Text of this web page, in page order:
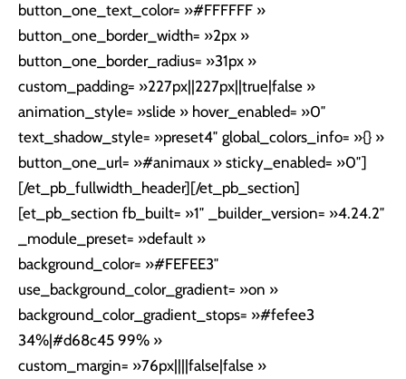
button_one_text_color= »#FFFFFF »
button_one_border_width= »2px »
button_one_border_radius= »31px »
custom_padding= »227px||227px||true|false »
animation_style= »slide » hover_enabled= »0″
text_shadow_style= »preset4″ global_colors_info= »{} »
button_one_url= »#animaux » sticky_enabled= »0″]
[/et_pb_fullwidth_header][/et_pb_section]
[et_pb_section fb_built= »1″ _builder_version= »4.24.2″
_module_preset= »default »
background_color= »#FEFEE3″
use_background_color_gradient= »on »
background_color_gradient_stops= »#fefee3
34%|#d68c45 99% »
custom_margin= »76px||||false|false »